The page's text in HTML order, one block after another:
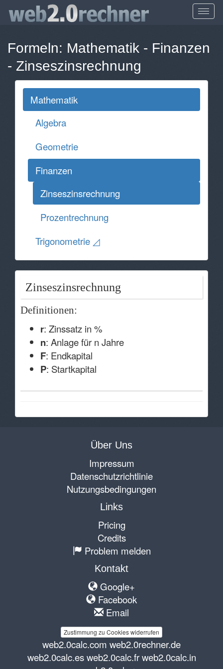
Formeln: Mathematik - Finanzen
- Zinseszinsrechnung
Mathematik
Algebra
Geometrie
Finanzen
Zinseszinsrechnung
Prozentrechnung
Trigonometrie ◿
Zinseszinsrechnung
Definitionen:
r: Zinssatz in %
n: Anlage für n Jahre
F: Endkapital
P: Startkapital
Über Uns
Impressum
Datenschutzrichtlinie
Nutzungsbedingungen
Links
Pricing
Credits
Problem melden
Kontakt
Google+
Facebook
Email
Zustimmung zu Cookies widerrufen
web2.0calc.com web2.0rechner.de
web2.0calc.es web2.0calc.fr web2.0calc.in